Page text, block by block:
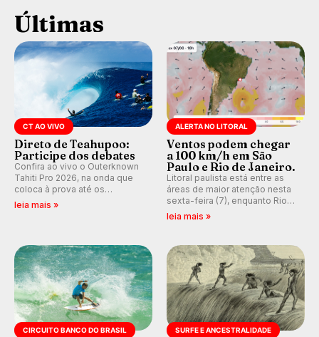
Últimas
CT AO VIVO
Direto de Teahupoo:
Participe dos debates
Confira ao vivo o Outerknown
Tahiti Pro 2026, na onda que
coloca à prova até os
melhores surfistas do mundo.
leia mais »
ALERTA NO LITORAL
Ventos podem chegar
a 100 km/h em São
Paulo e Rio de Janeiro.
Litoral paulista está entre as
áreas de maior atenção nesta
sexta-feira (7), enquanto Rio
de Janeiro também recebe
km/h em Itanhaém.
leia mais »
CIRCUITO BANCO DO BRASIL SURFE E ANCESTRALIDADE